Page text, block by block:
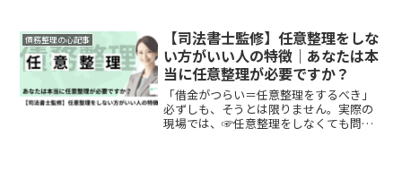
が高いのです。借金の踏み倒しは可能
か？結論から言えば、「現実...
債務整理の心配事
【司法書士監修】任意整理をしな
い方がいい人の特徴｜あなたは本
当に任意整理が必要ですか？
「借金がつらい＝任意整理をするべき」
必ずしも、そうとは限りません。実際の
現場では、☞任意整理をしなくても問題